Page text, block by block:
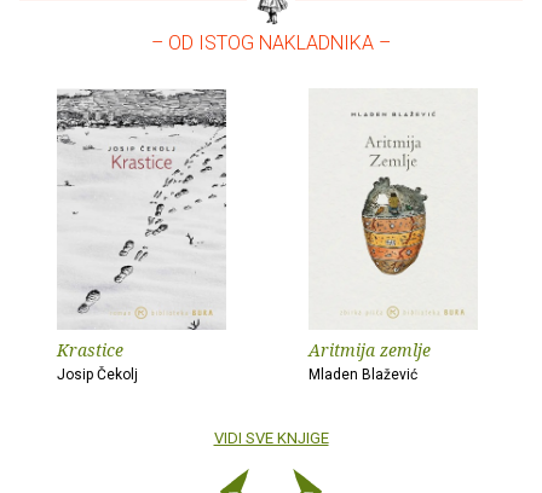
– OD ISTOG NAKLADNIKA –
Krastice
Josip Čekolj
Aritmija zemlje
Mladen Blažević
VIDI SVE KNJIGE